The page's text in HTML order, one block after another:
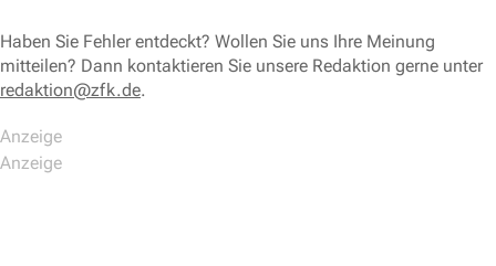
Haben Sie Fehler entdeckt? Wollen Sie uns Ihre Meinung
mitteilen? Dann kontaktieren Sie unsere Redaktion gerne unter
redaktion@zfk.de.